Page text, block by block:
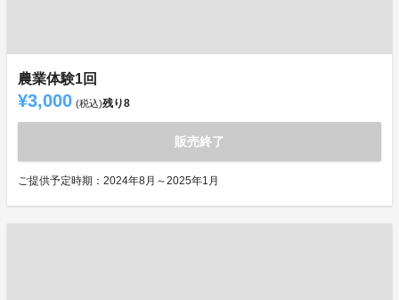
農業体験1回
¥3,000 (税込)残り8
販売終了
ご提供予定時期：2024年8月～2025年1月